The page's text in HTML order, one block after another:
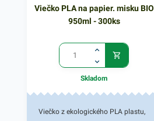
Viečko PLA na papier. misku BIO
950ml - 300ks
Skladom
Viečko z ekologického PLA plastu,